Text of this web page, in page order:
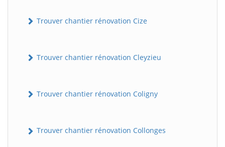
Trouver chantier rénovation Cize
Trouver chantier rénovation Cleyzieu
Trouver chantier rénovation Coligny
Trouver chantier rénovation Collonges